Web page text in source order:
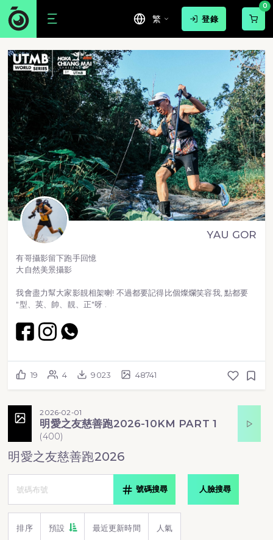
繁 登錄
0
YAU GOR
有哥攝影留下跑手回憶
大自然美景攝影
我會盡力幫大家影靚相架喇! 不過都要記得比個燦爛笑容我, 點都要
"型、英、帥、靚、正"呀 .
19 4 9023 48741
2026-02-01
明愛之友慈善跑2026-10KM PART 1
(400)
明愛之友慈善跑2026
號碼搜尋 人臉搜尋
排序 預設 最近更新時間 人氣